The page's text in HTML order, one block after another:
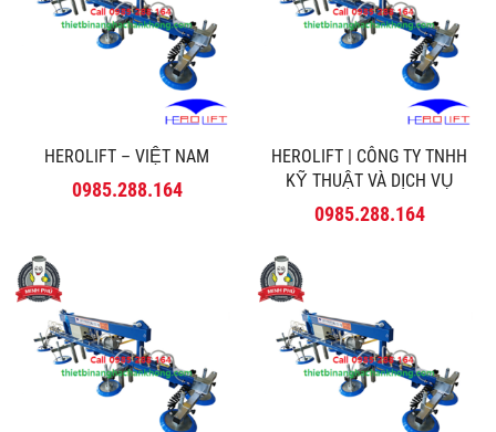
HEROLIFT – VIỆT NAM
0985.288.164
HEROLIFT | CÔNG TY TNHH
KỸ THUẬT VÀ DỊCH VỤ
MINH PHÚ
0985.288.164